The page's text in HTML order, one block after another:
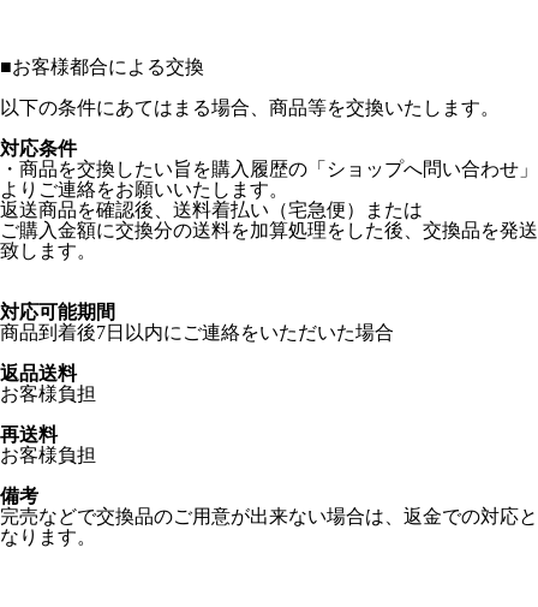
■お客様都合による交換
以下の条件にあてはまる場合、商品等を交換いたします。
対応条件
・商品を交換したい旨を購入履歴の「ショップへ問い合わせ」
よりご連絡をお願いいたします。
返送商品を確認後、送料着払い（宅急便）または
ご購入金額に交換分の送料を加算処理をした後、交換品を発送
致します。
対応可能期間
商品到着後7日以内にご連絡をいただいた場合
返品送料
お客様負担
再送料
お客様負担
備考
完売などで交換品のご用意が出来ない場合は、返金での対応と
なります。